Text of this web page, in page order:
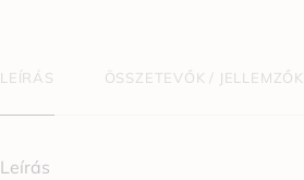
LEÍRÁS ÖSSZETEVŐK / JELLEMZŐK
Leírás